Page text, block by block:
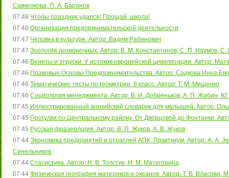
Савченкова, П. А. Баранов
07:48 Чтобы праздник удался! Прощай, школа!
07:48 Организация предпринимательской деятельности
07:47 Человек в культуре. Автор: Вадим Рабинович
07:47 Зоология позвоночных. Автор: В. М. Константинов, С. П. Наумов,
07:46 Венеты и этруски. У истоков европейской цивилизации. Автор:
07:46 Правовые Основы Предпринимательства. Автор: Садкова Инна
07:46 Тематические тесты по геометрии. 8 класс. Автор: Т. М. Мищенко
07:46 Социология менеджмента. Автор: В. И. Добреньков, А. П. Жабин,
07:45 Иллюстрированный английский словарик для малышей. Автор:
07:45 Прогулки по Центральному району. От Дворцовой до Фонтанки.
07:45 Русская фразеология. Автор: В. П. Жуков, А. В. Жуков
07:44 Экономика предприятий и отраслей АПК. Практикум. Автор: А. А.
Синельников
07:44 Статистика. Автор: Н. В. Толстик, Н. М. Матегорина
07:44 Физическая география материков и океанов. Автор: Т. В. Власова,